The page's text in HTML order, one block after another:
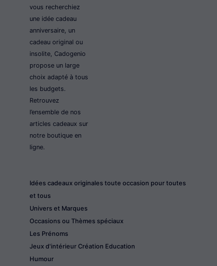
vous recherchiez
une idée cadeau
anniversaire, un
cadeau original ou
insolite, Cadogenio
propose un large
choix adapté à tous
les budgets.
Retrouvez
l’ensemble de nos
articles cadeaux sur
notre boutique en
ligne.
Idées cadeaux originales toute occasion pour toutes
et tous
Univers et Marques
Occasions ou Thèmes spéciaux
Les Prénoms
Jeux d'intérieur Création Education
Humour